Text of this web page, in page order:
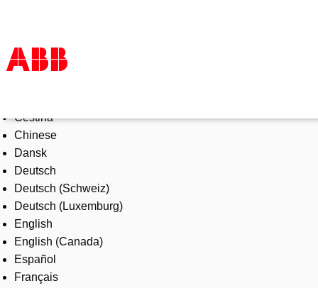
Products & Solutions
Industries
Services
About us
Where to buy
Contact us
Careers
Čeština
Chinese
Dansk
Deutsch
Deutsch (Schweiz)
Deutsch (Luxemburg)
English
English (Canada)
Español
Français